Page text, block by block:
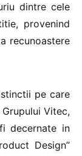
dintre cele
provenind
recunoastere
pe care
Vitec,
decernate in
Design”